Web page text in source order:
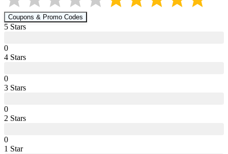
Coupons & Promo Codes
5 Stars
0
4 Stars
0
3 Stars
0
2 Stars
0
1 Star